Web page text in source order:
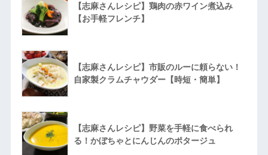
【志麻さんレシピ】鶏肉の赤ワイン煮込み
【お手軽フレンチ】
【志麻さんレシピ】市販のルーに頼らない！
自家製クラムチャウダー【時短・簡単】
【志麻さんレシピ】野菜を手軽に食べられ
る！かぼちゃとにんじんのポタージュ